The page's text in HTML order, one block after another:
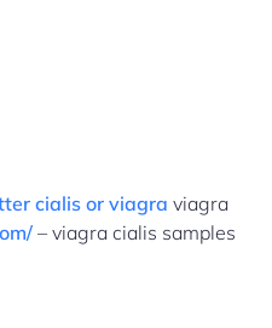
cialis or viagra viagra
– viagra cialis samples